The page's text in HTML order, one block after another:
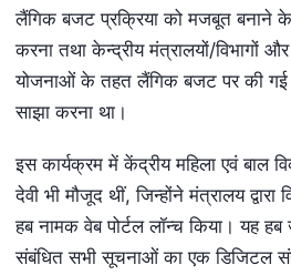
लैंगिक बजट प्रक्रिया को मजबूत बनाने के
करना तथा केन्द्रीय मंत्रालयों/विभागों और
योजनाओं के तहत लैंगिक बजट पर की गई
साझा करना था।
इस कार्यक्रम में केंद्रीय महिला एवं बाल
देवी भी मौजूद थीं, जिन्होंने मंत्रालय
हब नामक वेब पोर्टल लॉन्च किया। यह
संबंधित सभी सूचनाओं का एक डिजिटल